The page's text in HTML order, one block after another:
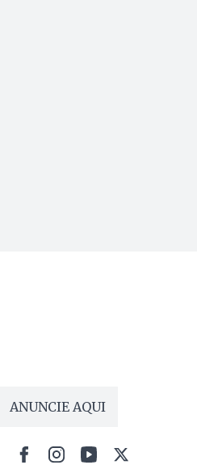
ANUNCIE AQUI